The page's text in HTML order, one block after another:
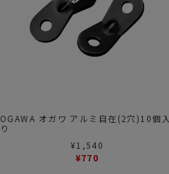
OGAWA オガワ アルミ自在(2穴)10個入
り
¥1,540
¥770